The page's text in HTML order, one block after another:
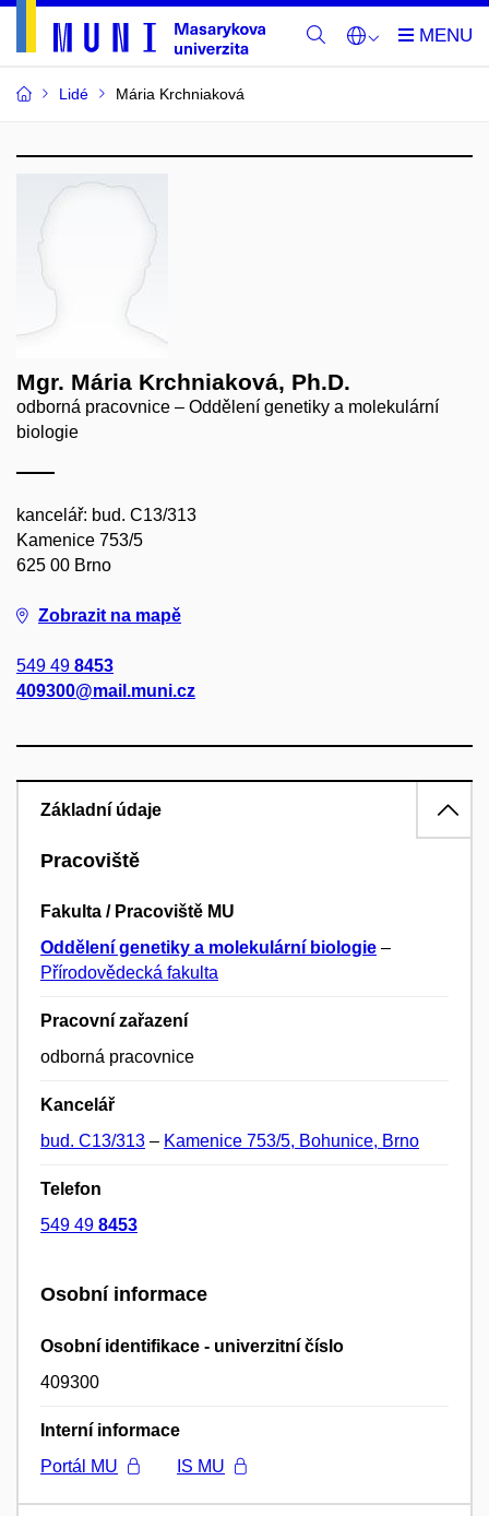
Lidé Mária Krchniaková
Mgr. Mária Krchniaková, Ph.D.
odborná pracovnice – Oddělení genetiky a molekulární
biologie
kancelář: bud. C13/313
Kamenice 753/5
625 00 Brno
Zobrazit na mapě
549 49 8453
409300@mail.muni.cz
Základní údaje
Pracoviště
Fakulta / Pracoviště MU
Oddělení genetiky a molekulární biologie –
Přírodovědecká fakulta
Pracovní zařazení
odborná pracovnice
Kancelář
bud. C13/313 – Kamenice 753/5, Bohunice, Brno
Telefon
549 49 8453
Osobní informace
Osobní identifikace - univerzitní číslo
409300
Interní informace
Portál MU
IS MU